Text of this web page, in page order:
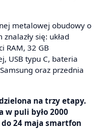
metalowej obudowy o
się: układ
RAM, 32 GB
USB typu C, bateria
oraz przednia
na trzy etapy.
w puli było 2000
do 24 maja smartfon